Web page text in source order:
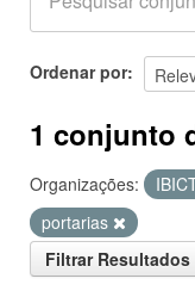
Ordenar por
1 conjunto
Organizações:
portarias
Filtrar Resultados